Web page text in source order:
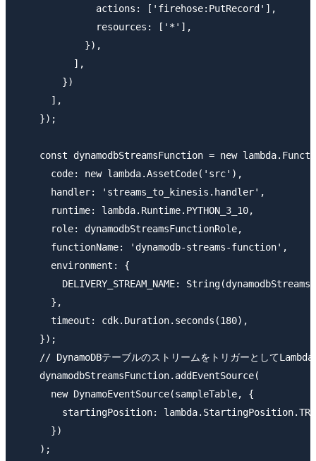
              actions: ['firehose:PutRecord'],
              resources: ['*'],
            }),
          ],
        })
      ],
    });
const dynamodbStreamsFunction = new
      code: new lambda.AssetCode('src'),
      handler: 'streams_to_kinesis.handler',
      runtime: lambda.Runtime.PYTHON_3_10,
      role: dynamodbStreamsFunctionRole,
      functionName: 'dynamodb-streams-function',
      environment: {
DELIVERY_STREAM_NAME:
      },
      timeout: cdk.Duration.seconds(180),
    });
// DynamoDBテーブルのストリームをトリガーとしてLambda
    dynamodbStreamsFunction.addEventSource(
      new DynamoEventSource(sampleTable, {
startingPosition:
      })
    );